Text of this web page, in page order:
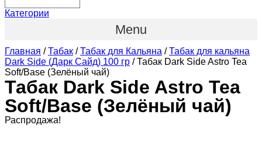
Категории
Menu
Главная /Табак /Табак для Кальяна /Табак для кальяна
Dark Side (Дарк Сайд) 100 гр / Табак Dark Side Astro Tea
Soft/Base (Зелёный чай)
Табак Dark Side Astro Tea
Soft/Base (Зелёный чай)
Распродажа!